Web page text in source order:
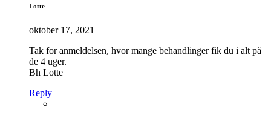
Lotte
oktober 17, 2021
Tak for anmeldelsen, hvor mange behandlinger fik du i alt på
de 4 uger.
Bh Lotte
Reply